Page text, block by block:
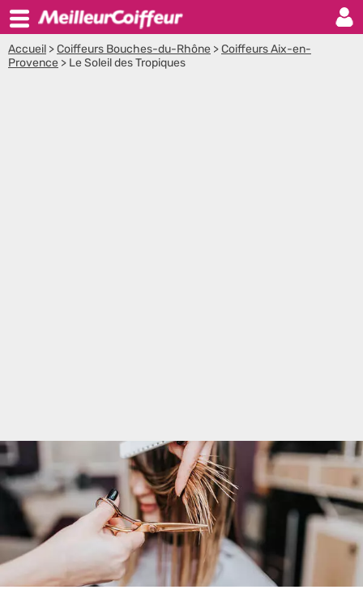
Accueil >Coiffeurs Bouches-du-Rhône >Coiffeurs Aix-en-
Provence > Le Soleil des Tropiques